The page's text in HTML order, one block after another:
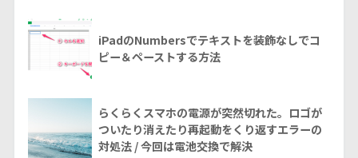
iPadのNumbersでテキストを装飾なしでコ
ピー＆ペーストする方法
らくらくスマホの電源が突然切れた。ロゴが
ついたり消えたり再起動をくり返すエラーの
対処法 / 今回は電池交換で解決